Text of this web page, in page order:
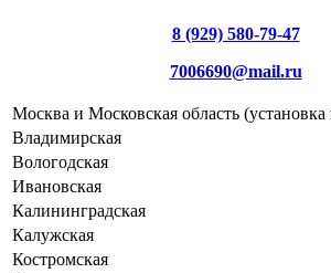
8 (929) 580-79-47
7006690@mail.ru
Москва и Московская область
Владимирская
Вологодская
Ивановская
Калининградская
Калужская
Костромская